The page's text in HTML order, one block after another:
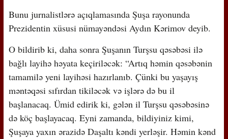
Bunu jurnalistlərə açıqlamasında Şuşa rayonunda
Prezidentin xüsusi nümayəndəsi Aydın Kərimov deyib.
O bildirib ki, daha sonra Şuşanın Turşsu qəsəbəsi ilə
bağlı layihə həyata keçiriləcək: “Artıq həmin qəsəbənin
tamamilə yeni layihəsi hazırlanıb. Çünki bu yaşayış
məntəqəsi sıfırdan tikiləcək və işlərə də bu il
başlanacaq. Ümid edirik ki, gələn il Turşsu qəsəbəsinə
də köç başlayacaq. Eyni zamanda, bildiyiniz kimi,
Şuşaya yaxın ərazidə Daşaltı kəndi yerləşir. Həmin kənd